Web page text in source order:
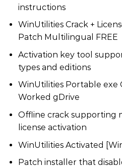
instructions
WinUtilities Crack +
Patch Multilingual FREE
Activation key tool
types and editions
WinUtilities Portable exe
Worked gDrive
Offline crack supporting
license activation
WinUtilities Activated
Patch installer that